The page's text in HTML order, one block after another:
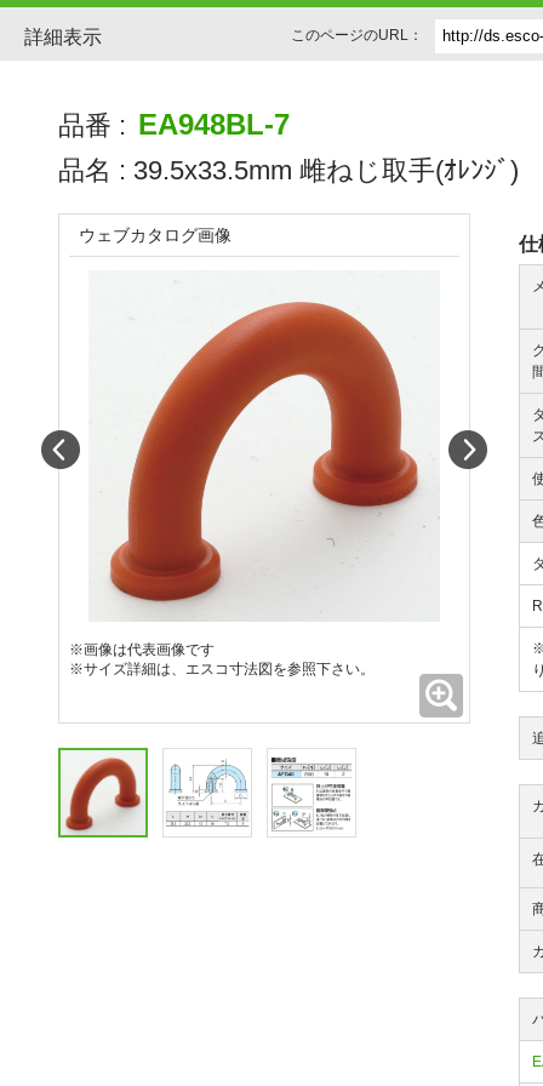
詳細表示 このページのURL：
品番 : EA948BL-7
品名 : 39.5x33.5mm 雌ねじ取手(ｵﾚﾝｼﾞ)
仕
ウェブカタログ画像
※画像は代表画像です
※サイズ詳細は、エスコ寸法図を参照下さい。